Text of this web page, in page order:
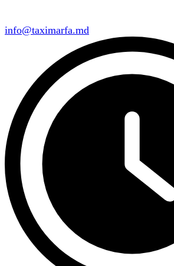
info@taximarfa.md